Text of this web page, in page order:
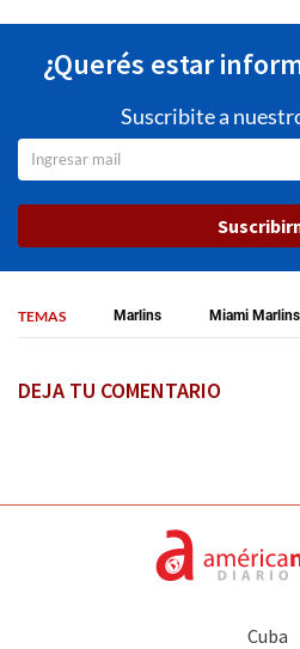
¿Querés estar
Suscribite a
TEMAS Marlins Miami Marlins
DEJA TU COMENTARIO
Cuba